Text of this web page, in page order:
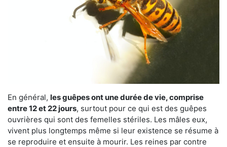
En général, les guêpes ont une durée de vie, comprise
entre 12 et 22 jours, surtout pour ce qui est des guêpes
ouvrières qui sont des femelles stériles. Les mâles eux,
vivent plus longtemps même si leur existence se résume à
se reproduire et ensuite à mourir. Les reines par contre